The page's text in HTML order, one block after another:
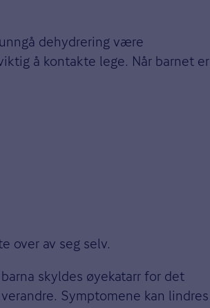
dehydrering være
å kontakte lege. Når barnet er
over av seg selv.
skyldes øyekatarr for det
Symptomene kan lindres